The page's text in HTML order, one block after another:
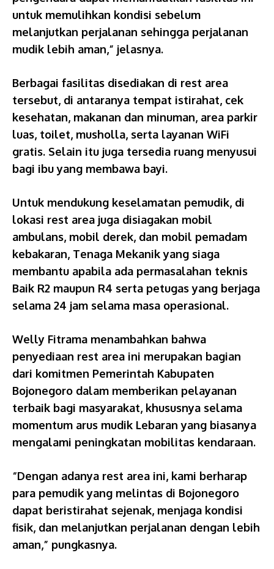
untuk memulihkan kondisi sebelum
melanjutkan perjalanan sehingga perjalanan
mudik lebih aman,” jelasnya.
Berbagai fasilitas disediakan di rest area
tersebut, di antaranya tempat istirahat, cek
kesehatan, makanan dan minuman, area parkir
luas, toilet, musholla, serta layanan WiFi
gratis. Selain itu juga tersedia ruang menyusui
bagi ibu yang membawa bayi.
Untuk mendukung keselamatan pemudik, di
lokasi rest area juga disiagakan mobil
ambulans, mobil derek, dan mobil pemadam
kebakaran, Tenaga Mekanik yang siaga
membantu apabila ada permasalahan teknis
Baik R2 maupun R4 serta petugas yang berjaga
selama 24 jam selama masa operasional.
Welly Fitrama menambahkan bahwa
penyediaan rest area ini merupakan bagian
dari komitmen Pemerintah Kabupaten
Bojonegoro dalam memberikan pelayanan
terbaik bagi masyarakat, khususnya selama
momentum arus mudik Lebaran yang biasanya
mengalami peningkatan mobilitas kendaraan.
“Dengan adanya rest area ini, kami berharap
para pemudik yang melintas di Bojonegoro
dapat beristirahat sejenak, menjaga kondisi
fisik, dan melanjutkan perjalanan dengan lebih
aman,” pungkasnya.